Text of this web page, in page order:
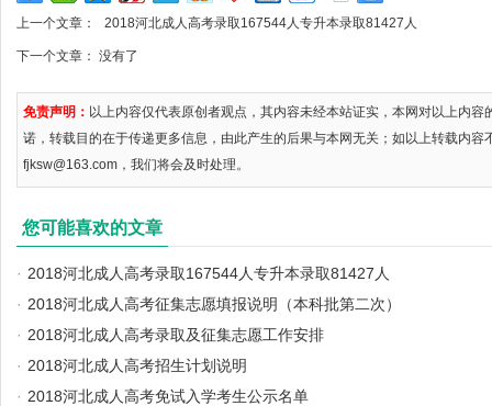
上一个文章： 2018河北成人高考录取167544人专升本录取81427人
下一个文章： 没有了
免责声明： 以上内容仅代表原创者观点，其内容未经本站证实，本网对以上内
诺，转载目的在于传递更多信息，由此产生的后果与本网无关；如以上转载内容
fjksw@163.com，我们将会及时处理。
您可能喜欢的文章
· 2018河北成人高考录取167544人专升本录取81427人
· 2018河北成人高考征集志愿填报说明（本科批第二次）
· 2018河北成人高考录取及征集志愿工作安排
· 2018河北成人高考招生计划说明
· 2018河北成人高考免试入学考生公示名单